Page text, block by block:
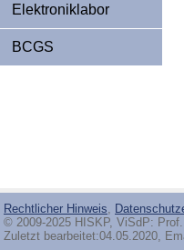
Elektroniklabor
BCGS
Rechtlicher Hinweis,
© 2009-2025 HISKP, ViSdP:
Zuletzt bearbeitet:04.05.2020,